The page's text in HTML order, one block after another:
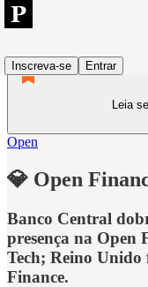
Inscreva-se
Entrar
Leia
Open
💎 Open
Banco Central
presença na Open
Tech; Reino Unido
Finance.